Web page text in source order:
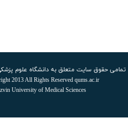
تمامی حقوق سایت متعلق به دانشگاه علوم
2013 All Rights Reserved qums.ac.ir ©
University of Medical Sciences